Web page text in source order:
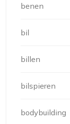
benen
bil
billen
bilspieren
bodybuilding